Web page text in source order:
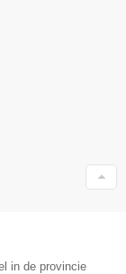
in de provincie